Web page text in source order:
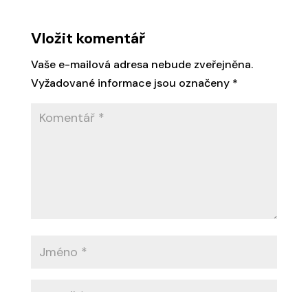
Vložit komentář
Vaše e-mailová adresa nebude zveřejněna.
Vyžadované informace jsou označeny *